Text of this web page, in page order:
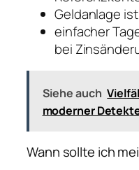
Geldanlage
einfacher
bei
Siehe auch
moderner
Wann sollte ich